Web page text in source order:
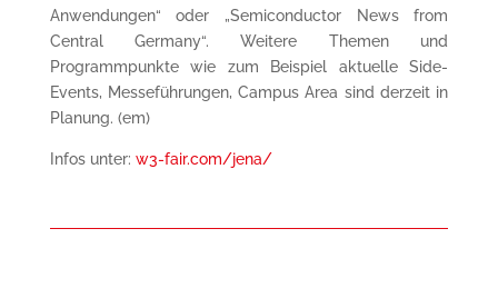
Anwendungen“ oder „Semiconductor News from
Central Germany“. Weitere Themen und
Programmpunkte wie zum Beispiel aktuelle Side-
Events, Messeführungen, Campus Area sind derzeit in
Planung. (em)
Infos unter: w3-fair.com/jena/